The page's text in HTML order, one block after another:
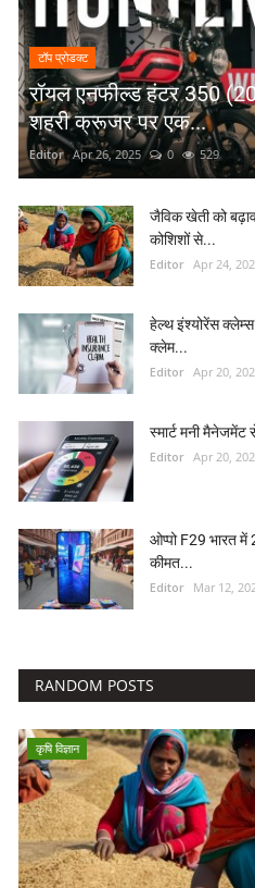
टॉप प्रोडक्ट
रॉयल एनफील्ड हंटर 350
शहरी क्रूजर पर एक...
Editor Apr 26, 2025 0 529
जैविक खेती को
कोशिशों से...
Editor Apr 24,
हेल्थ इंश्योरेंस
क्लेम...
Editor Apr 20,
स्मार्ट मनी मैनेजमेंट
Editor Apr 20,
ओप्पो F29 भारत में
कीमत...
Editor Mar 12,
RANDOM POSTS
कृषि विज्ञान